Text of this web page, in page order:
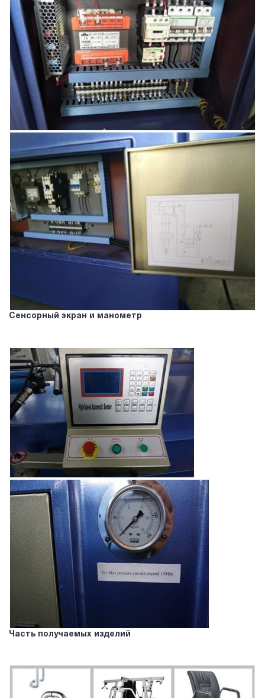
Сенсорный экран и манометр
Часть получаемых изделий